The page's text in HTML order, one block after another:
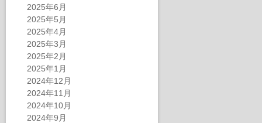
2025年6月
2025年5月
2025年4月
2025年3月
2025年2月
2025年1月
2024年12月
2024年11月
2024年10月
2024年9月